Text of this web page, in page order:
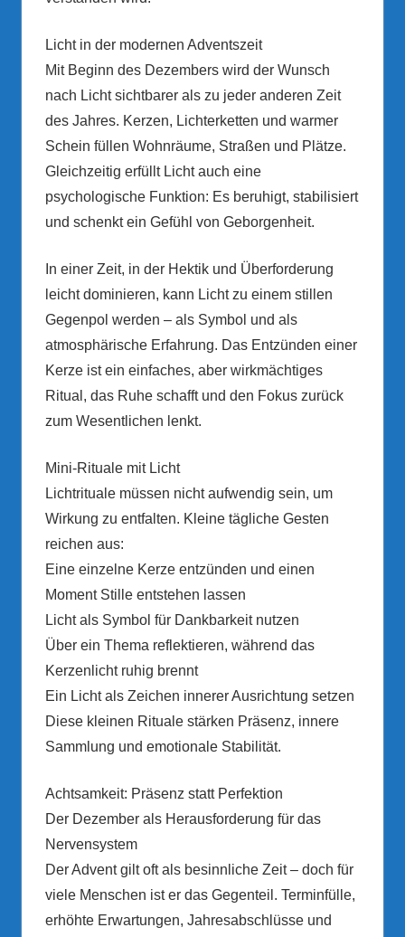
Licht in der modernen Adventszeit
Mit Beginn des Dezembers wird der Wunsch
nach Licht sichtbarer als zu jeder anderen Zeit
des Jahres. Kerzen, Lichterketten und warmer
Schein füllen Wohnräume, Straßen und Plätze.
Gleichzeitig erfüllt Licht auch eine
psychologische Funktion: Es beruhigt, stabilisiert
und schenkt ein Gefühl von Geborgenheit.
In einer Zeit, in der Hektik und Überforderung
leicht dominieren, kann Licht zu einem stillen
Gegenpol werden – als Symbol und als
atmosphärische Erfahrung. Das Entzünden einer
Kerze ist ein einfaches, aber wirkmächtiges
Ritual, das Ruhe schafft und den Fokus zurück
zum Wesentlichen lenkt.
Mini-Rituale mit Licht
Lichtrituale müssen nicht aufwendig sein, um
Wirkung zu entfalten. Kleine tägliche Gesten
reichen aus:
Eine einzelne Kerze entzünden und einen
Moment Stille entstehen lassen
Licht als Symbol für Dankbarkeit nutzen
Über ein Thema reflektieren, während das
Kerzenlicht ruhig brennt
Ein Licht als Zeichen innerer Ausrichtung setzen
Diese kleinen Rituale stärken Präsenz, innere
Sammlung und emotionale Stabilität.
Achtsamkeit: Präsenz statt Perfektion
Der Dezember als Herausforderung für das
Nervensystem
Der Advent gilt oft als besinnliche Zeit – doch für
viele Menschen ist er das Gegenteil. Terminfülle,
erhöhte Erwartungen, Jahresabschlüsse und